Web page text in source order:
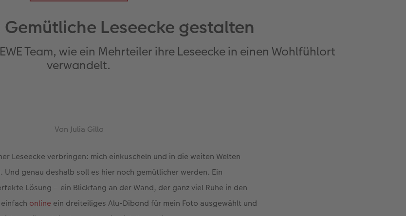
Gemütliche Leseecke gestalten
Team, wie ein Mehrteiler ihre Leseecke in einen Wohlfühlort
verwandelt.
Von Julia Gillo
Leseecke verbringen: mich einkuscheln und in die weiten Welten
Und genau deshalb soll es hier noch gemütlicher werden. Ein
Lösung – ein Blickfang an der Wand, der ganz viel Ruhe in den
online ein dreiteiliges Alu-Dibond für mein Foto ausgewählt und